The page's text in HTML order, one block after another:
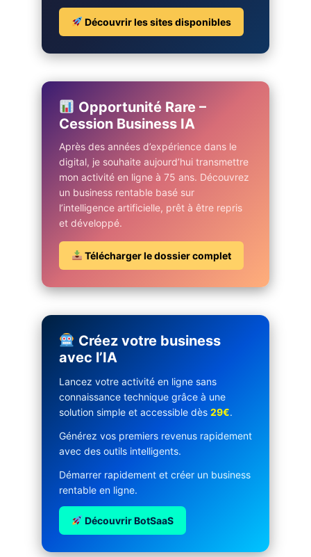
Découvrir les sites disponibles
Opportunité Rare –
Cession Business IA
Après des années d’expérience dans le
digital, je souhaite aujourd’hui transmettre
mon activité en ligne à 75 ans. Découvrez
un business rentable basé sur
l’intelligence artificielle, prêt à être repris
et développé.
Télécharger le dossier complet
Créez votre business
avec l’IA
Lancez votre activité en ligne sans
connaissance technique grâce à une
solution simple et accessible dès 29€.
Générez vos premiers revenus rapidement
avec des outils intelligents.
Démarrer rapidement et créer un business
rentable en ligne.
Découvrir BotSaaS